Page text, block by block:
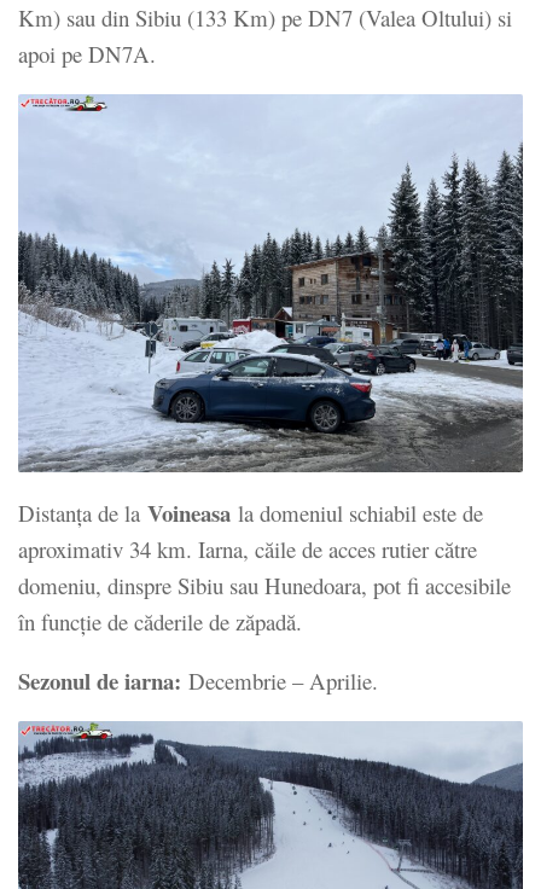
Km) sau din Sibiu (133 Km) pe DN7 (Valea Oltului) si
apoi pe DN7A.
Distanța de la Voineasa la domeniul schiabil este de
aproximativ 34 km. Iarna, căile de acces rutier către
domeniu, dinspre Sibiu sau Hunedoara, pot fi accesibile
în funcție de căderile de zăpadă.
Sezonul de iarna: Decembrie – Aprilie.